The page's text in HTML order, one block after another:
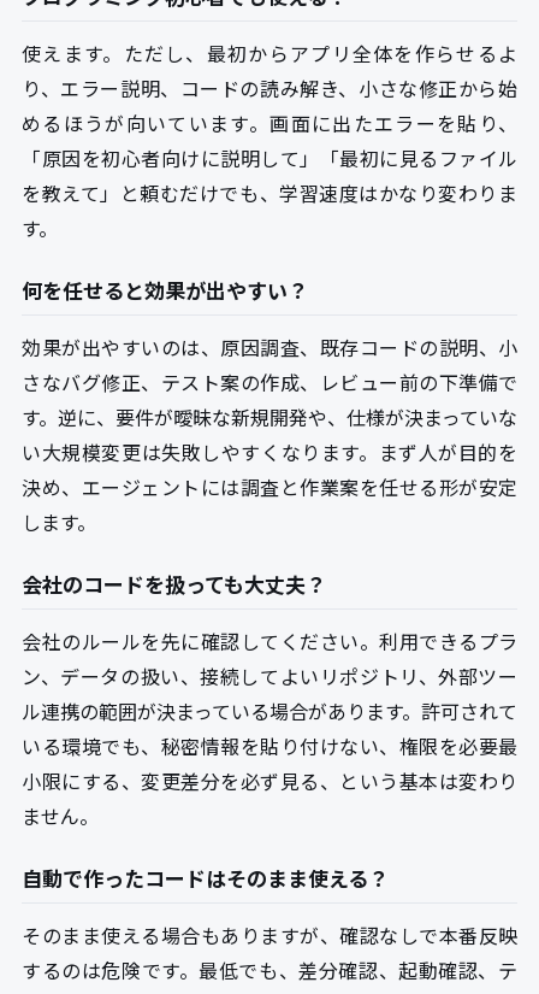
使えます。ただし、最初からアプリ全体を作らせるよ
り、エラー説明、コードの読み解き、小さな修正から始
めるほうが向いています。画面に出たエラーを貼り、
「原因を初心者向けに説明して」「最初に見るファイル
を教えて」と頼むだけでも、学習速度はかなり変わりま
す。
何を任せると効果が出やすい？
効果が出やすいのは、原因調査、既存コードの説明、小
さなバグ修正、テスト案の作成、レビュー前の下準備で
す。逆に、要件が曖昧な新規開発や、仕様が決まっていな
い大規模変更は失敗しやすくなります。まず人が目的を
決め、エージェントには調査と作業案を任せる形が安定
します。
会社のコードを扱っても大丈夫？
会社のルールを先に確認してください。利用できるプラ
ン、データの扱い、接続してよいリポジトリ、外部ツー
ル連携の範囲が決まっている場合があります。許可されて
いる環境でも、秘密情報を貼り付けない、権限を必要最
小限にする、変更差分を必ず見る、という基本は変わり
ません。
自動で作ったコードはそのまま使える？
そのまま使える場合もありますが、確認なしで本番反映
するのは危険です。最低でも、差分確認、起動確認、テ